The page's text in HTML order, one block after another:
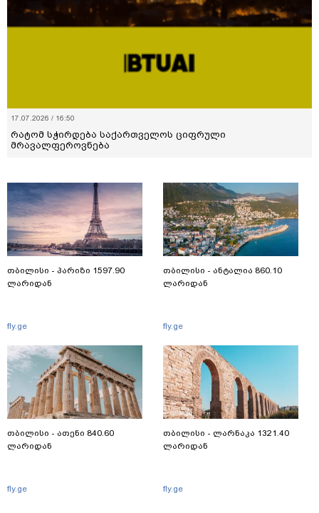
17.07.2026 / 16:50
რატომ სჭირდება საქართველოს ციფრული
მრავალფეროვნება
თბილისი - პარიზი 1597.90
ლარიდან
fly.ge
თბილისი - ათენი 840.60
ლარიდან
fly.ge
თბილისი - ანტალია 860.10
ლარიდან
fly.ge
თბილისი - ლარნაკა 1321.40
ლარიდან
fly.ge